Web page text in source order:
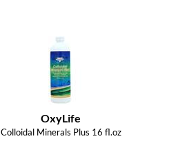
OxyLife
Colloidal Minerals Plus 16 fl.oz